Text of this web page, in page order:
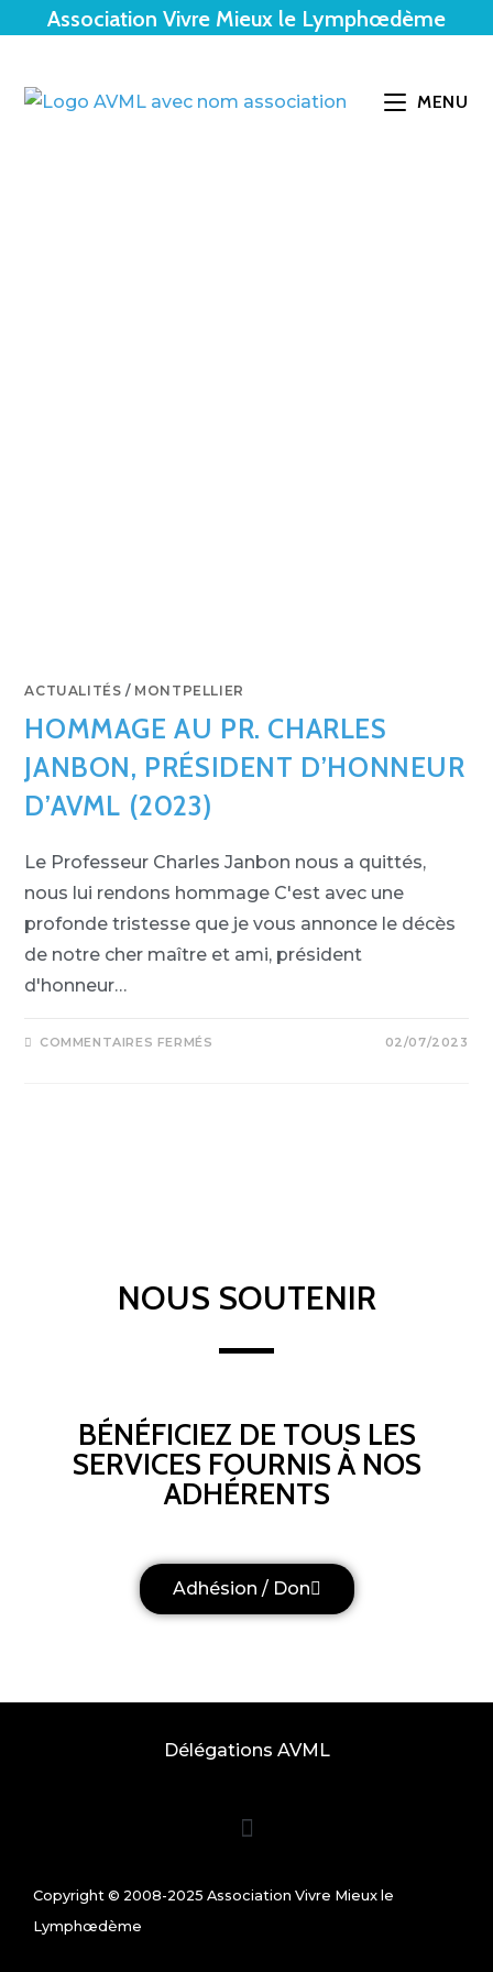
Association Vivre Mieux le Lymphœdème
MENU
ACTUALITÉS / MONTPELLIER
HOMMAGE AU PR. CHARLES
JANBON, PRÉSIDENT D’HONNEUR
D’AVML (2023)
Le Professeur Charles Janbon nous a quittés,
nous lui rendons hommage C'est avec une
profonde tristesse que je vous annonce le décès
de notre cher maître et ami, président
d'honneur…
COMMENTAIRES FERMÉS 02/07/2023
NOUS SOUTENIR
BÉNÉFICIEZ DE TOUS LES
SERVICES FOURNIS À NOS
ADHÉRENTS
Adhésion / Don
Copyright © 2008-2025 Association Vivre Mieux le
Lymphœdème
Délégations AVML